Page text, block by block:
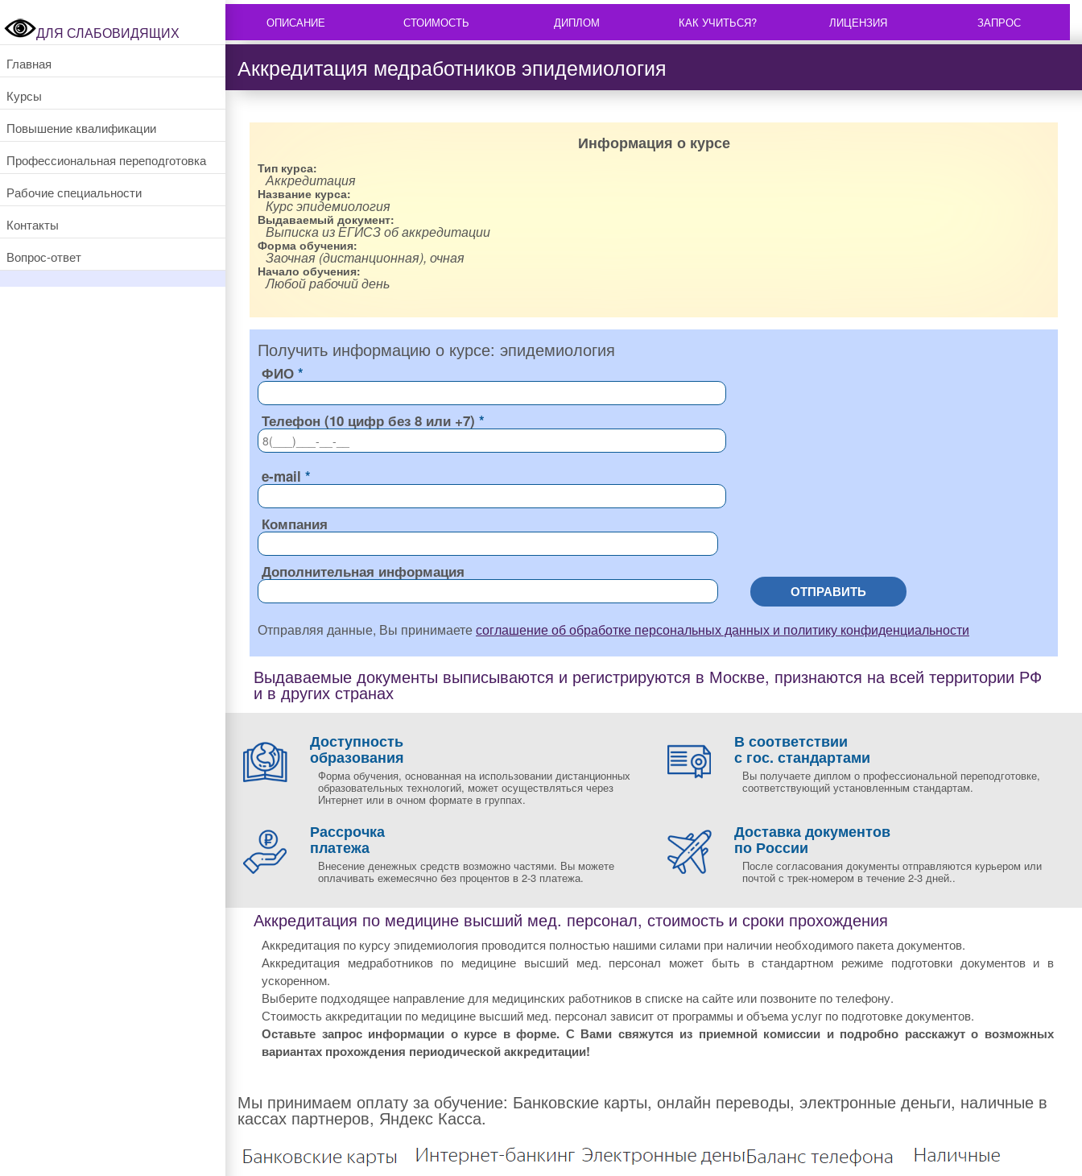
ДЛЯ СЛАБОВИДЯЩИХ
Главная
Курсы
Повышение квалификации
Профессиональная переподготовка
Рабочие специальности
Контакты
Вопрос-ответ
ОПИСАНИЕ СТОИМОСТЬ ДИПЛОМ КАК УЧИТЬСЯ? ЛИЦЕНЗИЯ ЗАПРОС
Аккредитация медработников эпидемиология
Информация о курсе
Тип курса:
Аккредитация
Название курса:
Курс эпидемиология
Выдаваемый документ:
Выписка из ЕГИСЗ об аккредитации
Форма обучения:
Заочная (дистанционная), очная
Начало обучения:
Любой рабочий день
Получить информацию о курсе: эпидемиология
ФИО
Телефон (10 цифр без 8 или +7)
e-mail
Компания
Дополнительная информация
ОТПРАВИТЬ
Отправляя данные, Вы принимаетесоглашение об обработке персональных данных и политику конфиденциальности
Выдаваемые документы выписываются и регистрируются в Москве, признаются на всей территории РФ
и в других странах
Доступность
образования
Форма обучения, основанная на использовании дистанционных
образовательных технологий, может осуществляться через
Интернет или в очном формате в группах.
В соответствии
с гос. стандартами
Вы получаете диплом о профессиональной переподготовке,
соответствующий установленным стандартам.
Рассрочка
платежа
Внесение денежных средств возможно частями. Вы можете
оплачивать ежемесячно без процентов в 2-3 платежа.
Доставка документов
по России
После согласования документы отправляются курьером или
почтой с трек-номером в течение 2-3 дней..
Аккредитация по медицине высший мед. персонал, стоимость и сроки прохождения
Аккредитация по курсу эпидемиология проводится полностью нашими силами при наличии необходимого пакета документов.
Аккредитация медработников по медицине высший мед. персонал может быть в стандартном режиме подготовки документов и в
ускоренном.
Выберите подходящее направление для медицинских работников в списке на сайте или позвоните по телефону.
Стоимость аккредитации по медицине высший мед. персонал зависит от программы и объема услуг по подготовке документов.
Оставьте запрос информации о курсе в форме. С Вами свяжутся из приемной комиссии и подробно расскажут о возможных
вариантах прохождения периодической аккредитации!
Мы принимаем оплату за обучение: Банковские карты, онлайн переводы, электронные деньги, наличные в
кассах партнеров, Яндекс Касса.